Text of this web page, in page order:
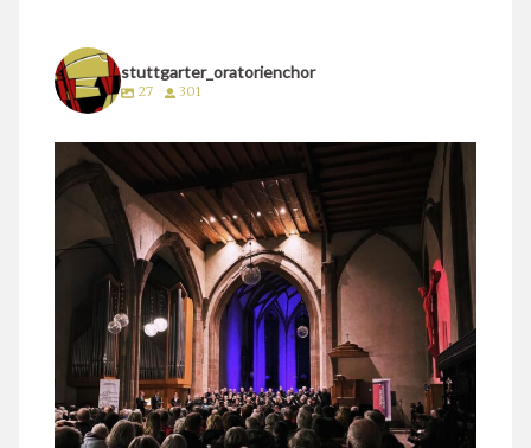
stuttgarter_oratorienchor
27 301
stuttgarter_oratorienchor
März 24